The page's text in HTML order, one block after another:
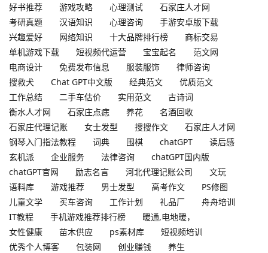
好书推荐
游戏攻略 心理测试
石家庄人才网
考研真题
汉语知识 心理咨询
手游安卓版下载
兴趣爱好
网络知识 十大品牌排行榜
商标交易
单机游戏下载
短视频代运营 宝宝起名
范文网
电商设计
免费发布信息 服装服饰
律师咨询
搜救犬
Chat GPT中文版 经典范文
优质范文
工作总结
二手车估价 实用范文
古诗词
衡水人才网
石家庄点痣 养花
名酒回收
石家庄代理记账
女士发型 搜搜作文
石家庄人才网
钢琴入门指法教程
词典 围棋 chatGPT
读后感
玄机派
企业服务 法律咨询
chatGPT国内版
chatGPT官网
励志名言 河北代理记账公司
文玩
语料库
游戏推荐 男士发型 高考作文
PS修图
儿童文学
买车咨询 工作计划 礼品厂
舟舟培训
IT教程
手机游戏推荐排行榜
暖通,电地暖，
女性健康
苗木供应 ps素材库
短视频培训
优秀个人博客
包装网 创业赚钱
养生